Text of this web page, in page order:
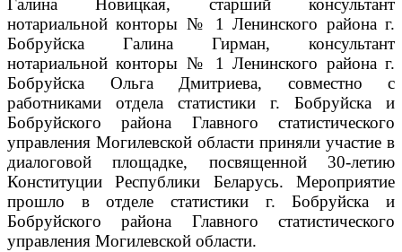
Галина Новицкая, старший консультант
нотариальной конторы № 1 Ленинского района г.
Бобруйска Галина Гирман, консультант
нотариальной конторы № 1 Ленинского района г.
Бобруйска Ольга Дмитриева, совместно с
работниками отдела статистики г. Бобруйска и
Бобруйского района Главного статистического
управления Могилевской области приняли участие в
диалоговой площадке, посвященной 30-летию
Конституции Республики Беларусь. Мероприятие
прошло в отделе статистики г. Бобруйска и
Бобруйского района Главного статистического
управления Могилевской области.